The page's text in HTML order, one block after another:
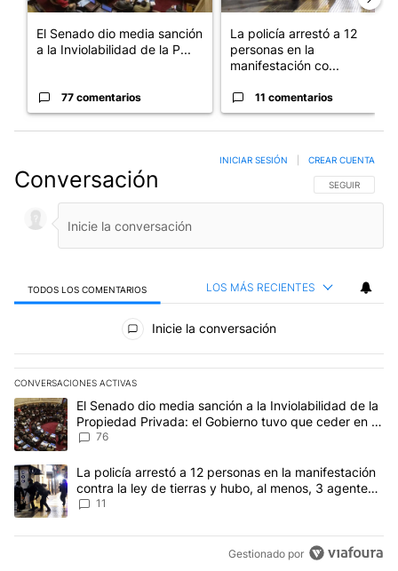
El Senado dio media sanción
a la Inviolabilidad de la P...
77 comentarios
La policía arrestó a 12
personas en la
manifestación co...
11 comentarios
Conversación SIGA ESTA
SEGUIR
INICIAR SESIÓN CREAR CUENTA
TODOS LOS COMENTARIOS LOS MÁS RECIENTES
Todos los comentarios
Inicie la conversación
CONVERSACIONES ACTIVAS
Este listado muestra los artículos con más comentarios en los
Un artículo de tendencia con el título "El Senado dio media
El Senado dio media sanción a la Inviolabilidad de la
Propiedad Privada: el Gobierno tuvo que ceder en la
Ley del Manejo del Fuego
76
Un artículo de tendencia con el título "La policía arrestó a 12
La policía arrestó a 12 personas en la manifestación
contra la ley de tierras y hubo, al menos, 3 agentes
heridos
11
Gestionado por